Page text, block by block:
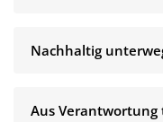
Nachhaltig
Aus